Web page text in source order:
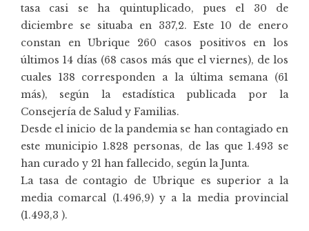
tasa casi se ha quintuplicado, pues el 30 de
diciembre se situaba en 337,2. Este 10 de enero
constan en Ubrique 260 casos positivos en los
últimos 14 días (68 casos más que el viernes), de los
cuales 138 corresponden a la última semana (61
más), según la estadísticapublicada por la
Consejería de Salud y Familias.
Desde el inicio de la pandemia se han contagiado en
este municipio 1.828 personas, de las que 1.493 se
han curado y 21 han fallecido, según la Junta.
La tasa de contagio de Ubrique es superior a la
media comarcal (1.496,9) y a la media provincial
(1.493,3 ).